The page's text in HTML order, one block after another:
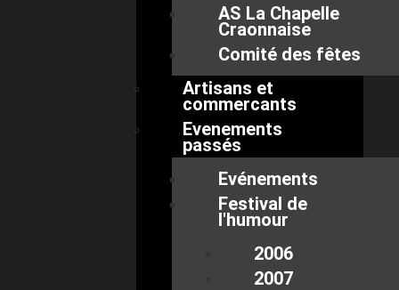
AS La Chapelle
Craonnaise
Comité des fêtes
Artisans et
commercants
Evenements
passés
Evénements
Festival de
l'humour
2006
2007